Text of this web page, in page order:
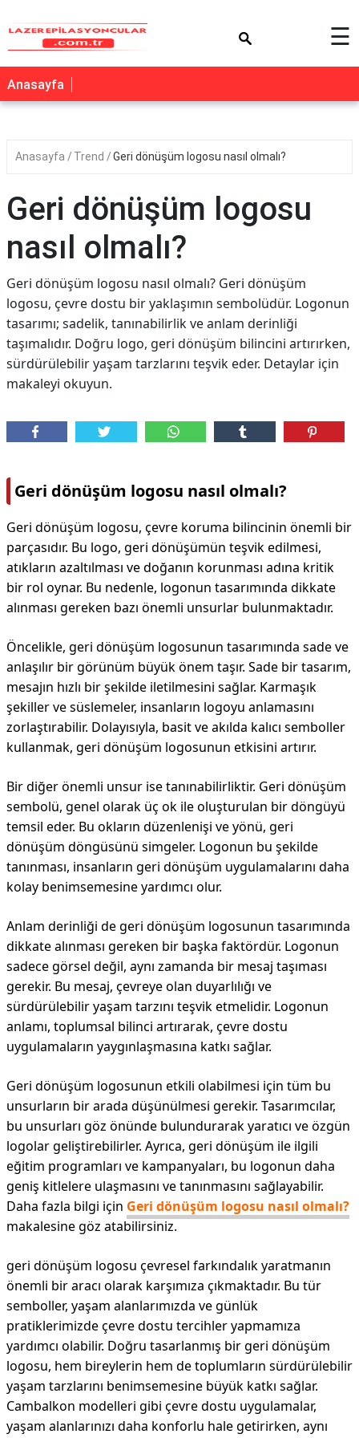
☰
Anasayfa
Anasayfa Trend Geri dönüşüm logosu nasıl olmalı?
Geri dönüşüm logosu
nasıl olmalı?
Geri dönüşüm logosu nasıl olmalı? Geri dönüşüm
logosu, çevre dostu bir yaklaşımın sembolüdür. Logonun
tasarımı; sadelik, tanınabilirlik ve anlam derinliği
taşımalıdır. Doğru logo, geri dönüşüm bilincini artırırken,
sürdürülebilir yaşam tarzlarını teşvik eder. Detaylar için
makaleyi okuyun.
Geri dönüşüm logosu nasıl olmalı?
Geri dönüşüm logosu, çevre koruma bilincinin önemli bir
parçasıdır. Bu logo, geri dönüşümün teşvik edilmesi,
atıkların azaltılması ve doğanın korunması adına kritik
bir rol oynar. Bu nedenle, logonun tasarımında dikkate
alınması gereken bazı önemli unsurlar bulunmaktadır.
Öncelikle, geri dönüşüm logosunun tasarımında sade ve
anlaşılır bir görünüm büyük önem taşır. Sade bir tasarım,
mesajın hızlı bir şekilde iletilmesini sağlar. Karmaşık
şekiller ve süslemeler, insanların logoyu anlamasını
zorlaştırabilir. Dolayısıyla, basit ve akılda kalıcı semboller
kullanmak, geri dönüşüm logosunun etkisini artırır.
Bir diğer önemli unsur ise tanınabilirliktir. Geri dönüşüm
sembolü, genel olarak üç ok ile oluşturulan bir döngüyü
temsil eder. Bu okların düzenlenişi ve yönü, geri
dönüşüm döngüsünü simgeler. Logonun bu şekilde
tanınması, insanların geri dönüşüm uygulamalarını daha
kolay benimsemesine yardımcı olur.
Anlam derinliği de geri dönüşüm logosunun tasarımında
dikkate alınması gereken bir başka faktördür. Logonun
sadece görsel değil, aynı zamanda bir mesaj taşıması
gerekir. Bu mesaj, çevreye olan duyarlılığı ve
sürdürülebilir yaşam tarzını teşvik etmelidir. Logonun
anlamı, toplumsal bilinci artırarak, çevre dostu
uygulamaların yaygınlaşmasına katkı sağlar.
Geri dönüşüm logosunun etkili olabilmesi için tüm bu
unsurların bir arada düşünülmesi gerekir. Tasarımcılar,
bu unsurları göz önünde bulundurarak yaratıcı ve özgün
logolar geliştirebilirler. Ayrıca, geri dönüşüm ile ilgili
eğitim programları ve kampanyaları, bu logonun daha
geniş kitlelere ulaşmasını ve tanınmasını sağlayabilir.
Daha fazla bilgi için Geri dönüşüm logosu nasıl olmalı?
makalesine göz atabilirsiniz.
geri dönüşüm logosu çevresel farkındalık yaratmanın
önemli bir aracı olarak karşımıza çıkmaktadır. Bu tür
semboller, yaşam alanlarımızda ve günlük
pratiklerimizde çevre dostu tercihler yapmamıza
yardımcı olabilir. Doğru tasarlanmış bir geri dönüşüm
logosu, hem bireylerin hem de toplumların sürdürülebilir
yaşam tarzlarını benimsemesine büyük katkı sağlar.
Cambalkon modelleri gibi çevre dostu uygulamalar,
yaşam alanlarınızı daha konforlu hale getirirken, aynı